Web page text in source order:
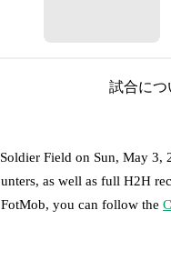
試合につ
Soldier Field on Sun, May 3,
as well as full H2H
you can follow the